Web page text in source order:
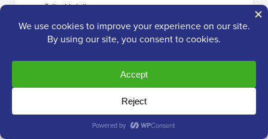
urmăritori loiali.
Puteți, de asemenea, săgenerați traficcătre site-ul
mail ca instrument de conversie. În plus, puteți crea
oferte speciale pentru utilizatorii X și puteți tweeta
linkurile către urmăritorii dvs.
11. Utilizați carduri de apel la acțiune